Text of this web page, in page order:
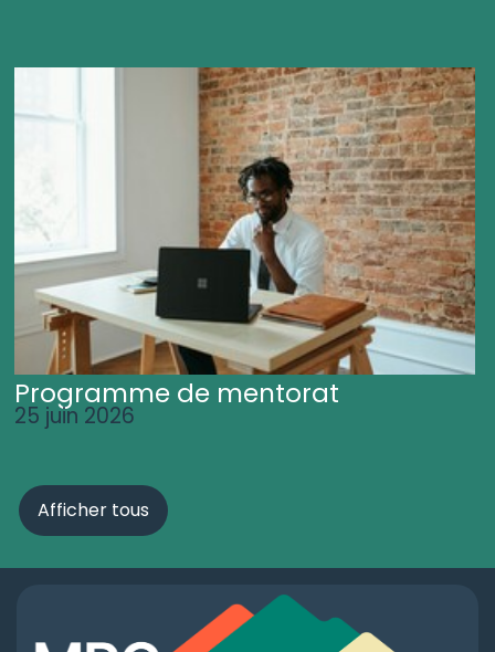
Programme de mentorat
25 juin 2026
Afficher tous